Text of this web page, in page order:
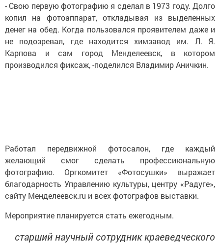
- Свою первую фотографию я сделал в 1973 году. Долго
копил на фотоаппарат, откладывая из выделенных
денег на обед. Когда пользовался проявителем даже и
не подозревал, где находится химзавод им. Л. Я.
Карпова и сам город Менделеевск, в котором
производился фиксаж, -поделился Владимир Аничкин.
Работал передвижной фотосалон, где каждый
желающий смог сделать профессиюнальную
фотографию. Оргкомитет «Фотосушки» выражает
благодарность Управлению культуры, центру «Радуге»,
сайту Менделеевск.ru и всех фотографов выставки.
Мероприятие планируется стать ежегодным.
старший научный сотрудник краеведческого